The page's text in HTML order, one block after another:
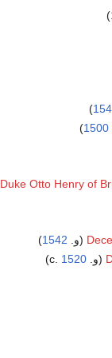
)
)
1500
)
Duke Otto Henry of
1542
)
1520
)